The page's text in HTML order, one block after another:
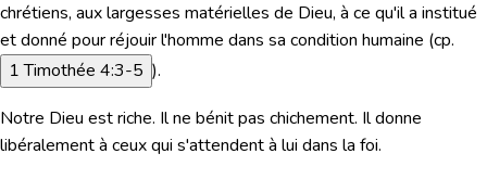
chrétiens, aux largesses matérielles de Dieu, à ce qu'il a institué
et donné pour réjouir l'homme dans sa condition humaine (cp.
1 Timothée 4:3-5 ).
Notre Dieu est riche. Il ne bénit pas chichement. Il donne
libéralement à ceux qui s'attendent à lui dans la foi.